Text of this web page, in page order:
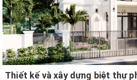
Thiết kế và xây dựng biệt thự